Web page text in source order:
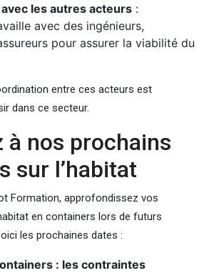
les autres acteurs :
avec des ingénieurs,
pour assurer la viabilité du
entre ces acteurs est
dans ce secteur.
à nos prochains
sur l’habitat
Formation, approfondissez vos
en containers lors de futurs
les prochaines dates :
: les contraintes